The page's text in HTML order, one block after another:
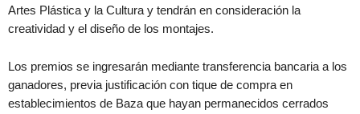
Artes Plástica y la Cultura y tendrán en consideración la
creatividad y el diseño de los montajes.
Los premios se ingresarán mediante transferencia bancaria a los
ganadores, previa justificación con tique de compra en
establecimientos de Baza que hayan permanecidos cerrados